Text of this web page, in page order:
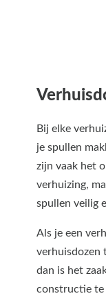
Bij elke
je spullen
zijn vaak het
verhuizing,
spullen veilig
Als je een
verhuisdozen
dan is het
constructie te